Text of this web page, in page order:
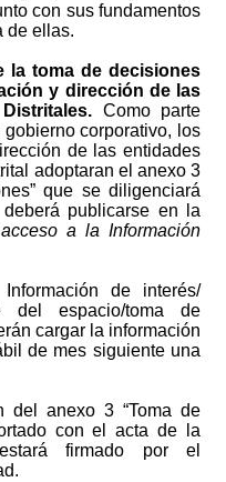
con sus fundamentos
de ellas.
la toma de decisiones
y dirección de las
Como parte
corporativo, los
de las entidades
adoptaran el anexo 3
que se diligenciará
publicarse en la
a la Información
de interés/
del espacio/toma de
cargar la información
de mes siguiente una
del anexo 3 “Toma de
con el acta de la
firmado por el